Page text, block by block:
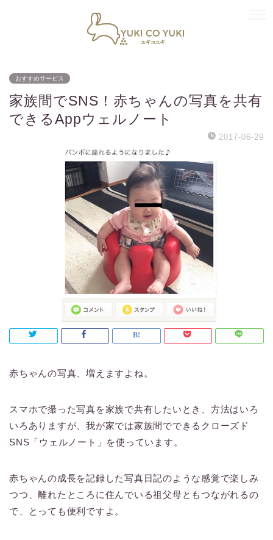
おすすめサービス
家族間でSNS！赤ちゃんの写真を共有
できるAppウェルノート
2017-06-29
赤ちゃんの写真、増えますよね。
スマホで撮った写真を家族で共有したいとき、方法はいろ
いろありますが、我が家では家族間でできるクローズド
SNS「ウェルノート」を使っています。
赤ちゃんの成長を記録した写真日記のような感覚で楽しみ
つつ、離れたところに住んでいる祖父母ともつながれるの
で、とっても便利ですよ。